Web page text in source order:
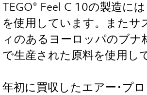
TEGO® Feel C 10の製造に
を使用しています。またサ
ィのあるヨーロッパのブナ
で生産された原料を使用し
年初に買収したエアー･プ